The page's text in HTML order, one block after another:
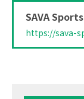
SAVA
https://sava-